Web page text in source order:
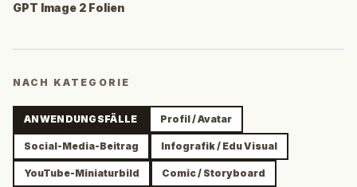
GPT Image 2 Folien
NACH KATEGORIE
ANWENDUNGSFÄLLE Profil / Avatar
Social-Media-Beitrag Infografik / Edu Visual
YouTube-Miniaturbild Comic / Storyboard